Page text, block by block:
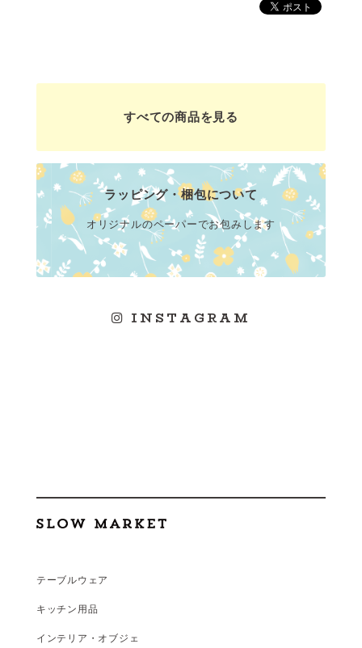
すべての商品を見る
ラッピング・梱包について
オリジナルのペーパーでお包みします
INSTAGRAM
テーブルウェア
キッチン用品
インテリア・オブジェ